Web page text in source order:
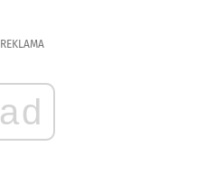
REKLAMA
ad